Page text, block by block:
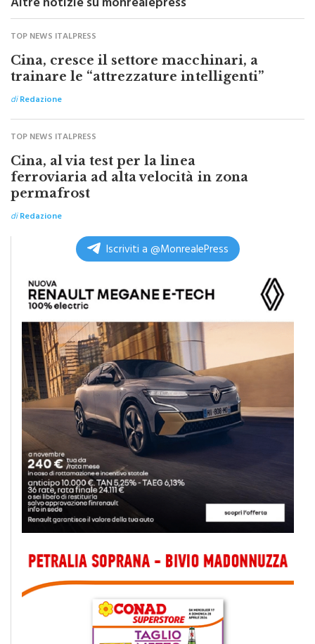
TOP NEWS ITALPRESS
Cina, cresce il settore macchinari, a
trainare le “attrezzature intelligenti”
diRedazione
TOP NEWS ITALPRESS
Cina, al via test per la linea
ferroviaria ad alta velocità in zona
permafrost
diRedazione
Iscriviti a @MonrealePress